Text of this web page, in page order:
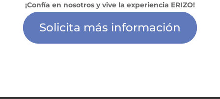
¡Confía en nosotros y vive la experiencia ERIZO!
Solicita más información